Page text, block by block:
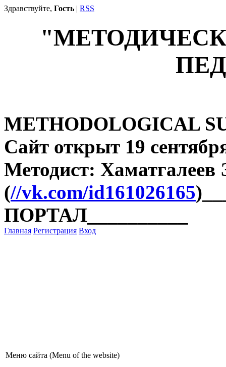
Здравствуйте, Гость | RSS
METHODOLOGICAL
Сайт открыт 19
Методист:
(//vk.com/id161026165
ПОРТАЛ__________
Главная Регистрация Вход
Меню сайта (Menu of the website)